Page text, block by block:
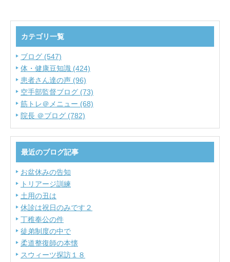
カテゴリ一覧
ブログ (547)
体・健康豆知識 (424)
患者さん達の声 (96)
空手部監督ブログ (73)
筋トレ＠メニュー (68)
院長 ＠ブログ (782)
最近のブログ記事
お盆休みの告知
トリアージ訓練
土用の丑は
休診は祝日のみです２
丁稚奉公の件
徒弟制度の中で
柔道整復師の本懐
スウィーツ探訪１８